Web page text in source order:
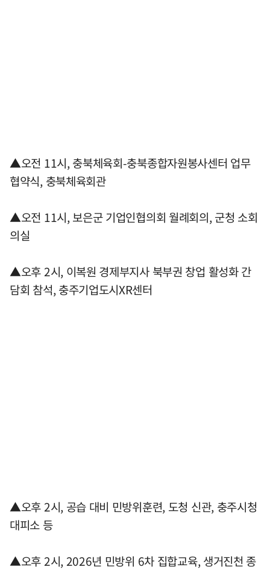
▲오전 11시, 충북체육회-충북종합자원봉사센터 업무
협약식, 충북체육회관
▲오전 11시, 보은군 기업인협의회 월례회의, 군청 소회
의실
▲오후 2시, 이복원 경제부지사 북부권 창업 활성화 간
담회 참석, 충주기업도시XR센터
▲오후 2시, 공습 대비 민방위훈련, 도청 신관, 충주시청
대피소 등
▲오후 2시, 2026년 민방위 6차 집합교육, 생거진천 종